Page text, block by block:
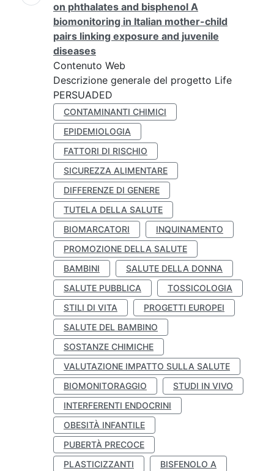
on phthalates and bisphenol A
biomonitoring in Italian mother-child
pairs linking exposure and juvenile
diseases
Contenuto Web
Descrizione generale del progetto Life
PERSUADED
CONTAMINANTI CHIMICI
EPIDEMIOLOGIA
FATTORI DI RISCHIO
SICUREZZA ALIMENTARE
DIFFERENZE DI GENERE
TUTELA DELLA SALUTE
BIOMARCATORI
INQUINAMENTO
PROMOZIONE DELLA SALUTE
BAMBINI
SALUTE DELLA DONNA
SALUTE PUBBLICA
TOSSICOLOGIA
STILI DI VITA
PROGETTI EUROPEI
SALUTE DEL BAMBINO
SOSTANZE CHIMICHE
VALUTAZIONE IMPATTO SULLA SALUTE
BIOMONITORAGGIO
STUDI IN VIVO
INTERFERENTI ENDOCRINI
OBESITÀ INFANTILE
PUBERTÀ PRECOCE
PLASTICIZZANTI
BISFENOLO A